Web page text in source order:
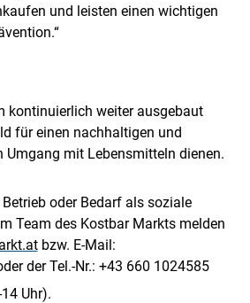
und leisten einen wichtigen
kontinuierlich weiter ausgebaut
für einen nachhaltigen und
Umgang mit Lebensmitteln dienen.
oder Bedarf als soziale
Team des Kostbar Markts melden
bzw. E-Mail:
der Tel.-Nr.: +43 660 1024585
Uhr).